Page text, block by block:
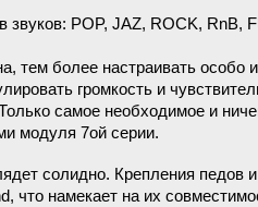
POP, JAZ, ROCK, RnB,
тем более настраивать особо
громкость и
самое необходимое и
модуля 7ой серии.
солидно. Крепления педов
что намекает на их